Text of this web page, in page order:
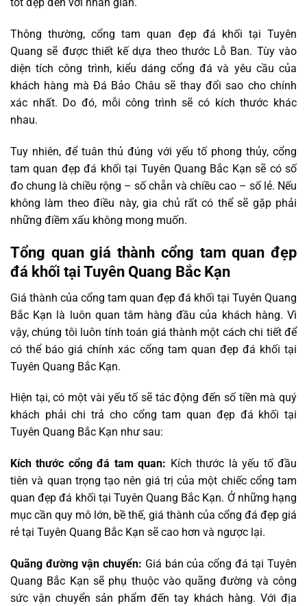
Thông thường, cổng tam quan đẹp đá khối tại Tuyên
Quang sẽ được thiết kế dựa theo thước Lỗ Ban. Tùy vào
diện tích công trình, kiểu dáng cổng đá và yêu cầu của
khách hàng mà Đá Bảo Châu sẽ thay đổi sao cho chính
xác nhất. Do đó, mỗi công trình sẽ có kích thước khác
nhau.
Tuy nhiên, để tuân thủ đúng với yếu tố phong thủy, cổng
tam quan đẹp đá khối tại Tuyên Quang Bắc Kạn sẽ có số
đo chung là chiều rộng – số chẵn và chiều cao – số lẻ. Nếu
không làm theo điều này, gia chủ rất có thể sẽ gặp phải
những điềm xấu không mong muốn.
Tổng quan giá thành cổng tam quan đẹp
đá khối tại Tuyên Quang Bắc Kạn
Giá thành của cổng tam quan đẹp đá khối tại Tuyên Quang
Bắc Kạn là luôn quan tâm hàng đầu của khách hàng. Vì
vậy, chúng tôi luôn tính toán giá thành một cách chi tiết để
có thể báo giá chính xác cổng tam quan đẹp đá khối tại
Tuyên Quang Bắc Kạn.
Hiện tại, có một vài yếu tố sẽ tác động đến số tiền mà quý
khách phải chi trả cho cổng tam quan đẹp đá khối tại
Tuyên Quang Bắc Kạn như sau:
Kích thước cổng đá tam quan: Kích thước là yếu tố đầu
tiên và quan trọng tạo nên giá trị của một chiếc cổng tam
quan đẹp đá khối tại Tuyên Quang Bắc Kạn. Ở những hạng
mục cần quy mô lớn, bề thế, giá thành của cổng đá đẹp giá
rẻ tại Tuyên Quang Bắc Kạn sẽ cao hơn và ngược lại.
Quãng đường vận chuyển: Giá bán của cổng đá tại Tuyên
Quang Bắc Kạn sẽ phụ thuộc vào quãng đường và công
sức vận chuyển sản phẩm đến tay khách hàng. Với địa